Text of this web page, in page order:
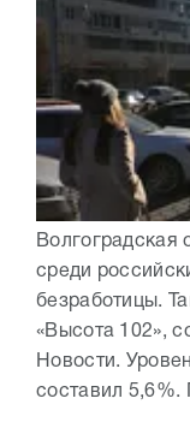
Волгоградская
среди
безработицы.
«Высота 102»,
Новости.
составил 5,6%.